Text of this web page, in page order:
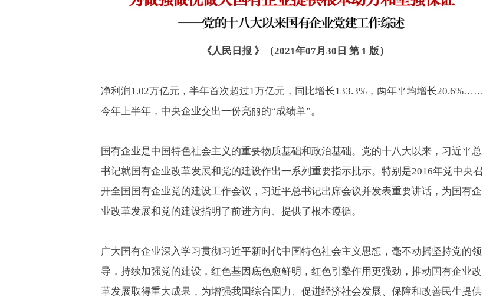
《人民日报 》（2021年07月 30 日 第 1 版）
净利润1.02万亿元，半年首次超过1万亿元，同比增长133.3% ，两年平均增长20.6%……
今年上半年，中央企业交出一份亮丽的“成绩单”。
国有企业是中国特色社会主义的重要物质基础和政治基础。党的十八大以来，习近平总
书记就国有企业改革发展和党的建设作出一系列重要指示批示。特别是2016年党中央召
开全国国有企业党的建设工作会议，习近平总书记出席会议并发表重要讲话，为国有企
业改革发展和党的建设指明了前进方向、提供了根本遵循。
广大国有企业深入学习贯彻习近平新时代中国特色社会主义思想，毫不动摇坚持党的领
导，持续加强党的建设，红色基因底色愈鲜明，红色引擎作用更强劲，推动国有企业改
革发展取得重大成果，为增强我国综合国力、促进经济社会发展、保障和改善民生提供